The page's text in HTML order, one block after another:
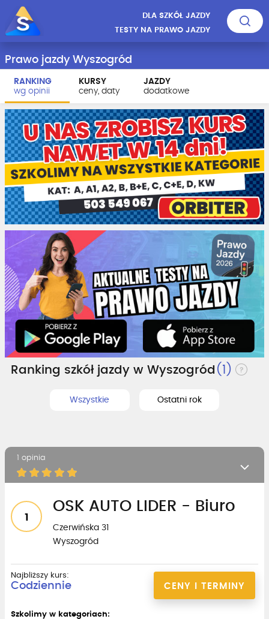
DLA SZKÓŁ JAZDY
TESTY NA PRAWO JAZDY
Prawo jazdy Wyszogród
RANKING
wg opinii
KURSY
ceny, daty
JAZDY
dodatkowe
Ranking szkół jazdy w Wyszogród (1)
Wszystkie Ostatni rok
1 opinia
1
OSK AUTO LIDER - Biuro
Czerwińska 31
Wyszogród
CENY I TERMINY
Najbliższy kurs:
Codziennie
Szkolimy w kategoriach: